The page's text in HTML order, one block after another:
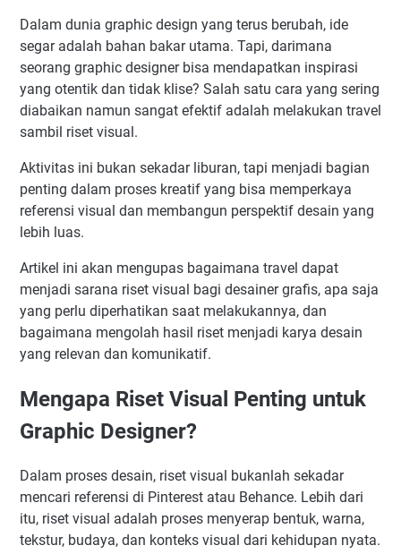
Dalam dunia graphic design yang terus berubah, ide
segar adalah bahan bakar utama. Tapi, darimana
seorang graphic designer bisa mendapatkan inspirasi
yang otentik dan tidak klise? Salah satu cara yang sering
diabaikan namun sangat efektif adalah melakukan travel
sambil riset visual.
Aktivitas ini bukan sekadar liburan, tapi menjadi bagian
penting dalam proses kreatif yang bisa memperkaya
referensi visual dan membangun perspektif desain yang
lebih luas.
Artikel ini akan mengupas bagaimana travel dapat
menjadi sarana riset visual bagi desainer grafis, apa saja
yang perlu diperhatikan saat melakukannya, dan
bagaimana mengolah hasil riset menjadi karya desain
yang relevan dan komunikatif.
Mengapa Riset Visual Penting untuk
Graphic Designer?
Dalam proses desain, riset visual bukanlah sekadar
mencari referensi di Pinterest atau Behance. Lebih dari
itu, riset visual adalah proses menyerap bentuk, warna,
tekstur, budaya, dan konteks visual dari kehidupan nyata.